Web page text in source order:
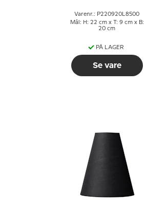
omløbsringe
Varenr.: P220920L8500
Mål: H: 22 cm x T: 9 cm x B:
20 cm
PÅ LAGER
Se vare